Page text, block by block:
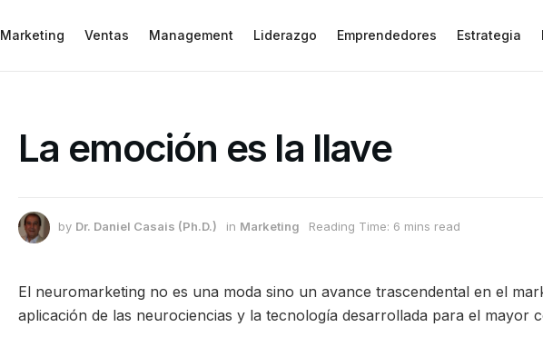
Marketing Ventas Management Liderazgo Emprendedores Estrategia
La emoción es la llave
by Dr. Daniel Casais (Ph.D.) in Marketing Reading Time: 6 mins read
El neuromarketing no es una moda sino un avance trascendental en el
aplicación de las neurociencias y la tecnología desarrollada para el mayor